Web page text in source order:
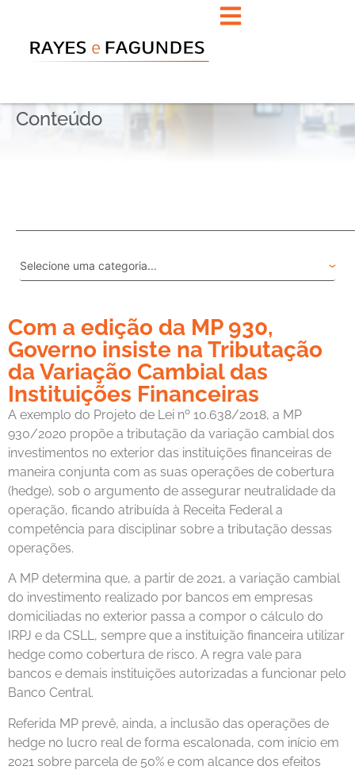
Conteúdo
Com a edição da MP 930,
Governo insiste na Tributação
da Variação Cambial das
Instituições Financeiras
A exemplo do Projeto de Lei nº 10.638/2018, a MP
930/2020 propõe a tributação da variação cambial dos
investimentos no exterior das instituições financeiras de
maneira conjunta com as suas operações de cobertura
(hedge), sob o argumento de assegurar neutralidade da
operação, ficando atribuída à Receita Federal a
competência para disciplinar sobre a tributação dessas
operações.
A MP determina que, a partir de 2021, a variação cambial
do investimento realizado por bancos em empresas
domiciliadas no exterior passa a compor o cálculo do
IRPJ e da CSLL, sempre que a instituição financeira utilizar
hedge como cobertura de risco. A regra vale para
bancos e demais instituições autorizadas a funcionar pelo
Banco Central.
Referida MP prevê, ainda, a inclusão das operações de
hedge no lucro real de forma escalonada, com início em
2021 sobre parcela de 50% e com alcance dos efeitos